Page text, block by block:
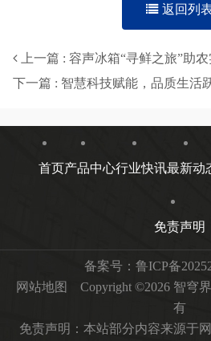
返回列
上一篇 : 容声冰箱“寻鲜之旅”助农实践获权
下一篇 : 智慧科技赋能，品质生活
首页产品中心行业快讯最新动
免责声明
备案号： 鲁ICP备
网站地图
Copyright ©2026 智穹
有
免责声明：本站部分内容来源于